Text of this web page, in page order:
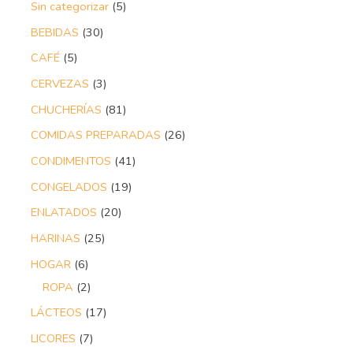
Sin categorizar 5
BEBIDAS 30
CAFÉ 5
CERVEZAS 3
CHUCHERÍAS 81
COMIDAS PREPARADAS 26
CONDIMENTOS 41
CONGELADOS 19
ENLATADOS 20
HARINAS 25
HOGAR 6
ROPA 2
LÁCTEOS 17
LICORES 7